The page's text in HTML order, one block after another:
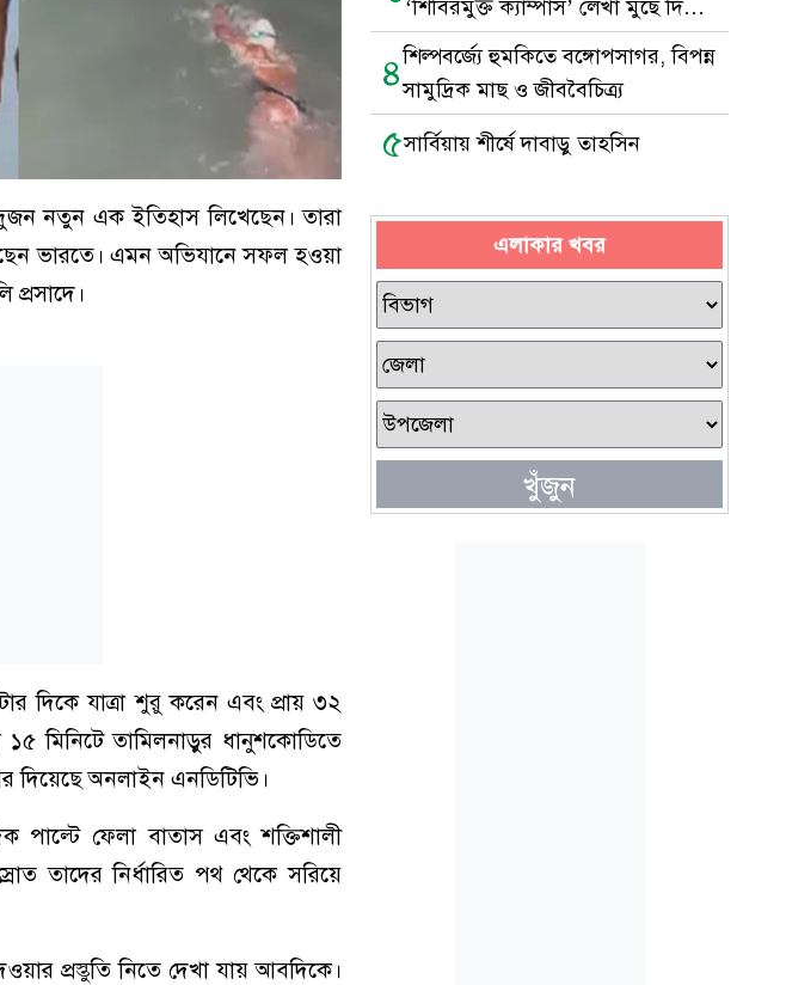
দুজন নতুন এক ইতিহাস লিখেছেন। তারা
ভারতে। এমন অভিযানে সফল হওয়া
দিকে যাত্রা শুরু করেন এবং প্রায় ৩২
১৫ মিনিটে তামিলনাড়ুর ধানুশকোডিতে
দিয়েছে অনলাইন এনডিটিভি।
পাল্টে ফেলা বাতাস এবং শক্তিশালী
তাদের নির্ধারিত পথ থেকে সরিয়ে
প্রস্তুতি নিতে দেখা যায় আবদিকে।
‘শিবিরমুক্ত ক্যাম্পাস’ লেখা মুছে দিল
ছাত্রদল
৪শিল্পবর্জ্যে হুমকিতে বঙ্গোপসাগর, বিপন্ন
সামুদ্রিক মাছ ও জীববৈচিত্র্য
৫সার্বিয়ায় শীর্ষে দাবাড়ু তাহসিন
এলাকার খবর
খুঁজুন